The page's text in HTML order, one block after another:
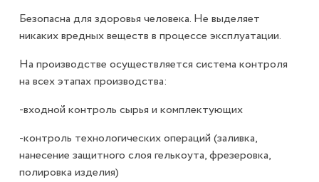
Безопасна для здоровья человека. Не выделяет
никаких вредных веществ в процессе эксплуатации.
На производстве осуществляется система контроля
на всех этапах производства:
-входной контроль сырья и комплектующих
-контроль технологических операций (заливка,
нанесение защитного слоя гелькоута, фрезеровка,
полировка изделия)